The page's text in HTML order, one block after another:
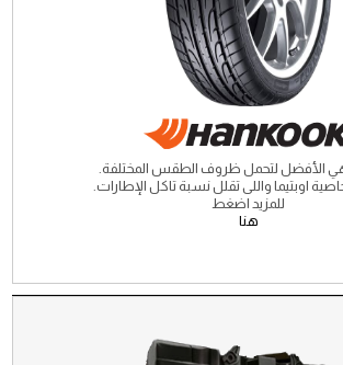
الأفضل لتحمل ظروف الطقس المختلفة.
اوبتيما واللى تقلل نسبة تاكل الإطارات.
للمزيد اضغط
هنا